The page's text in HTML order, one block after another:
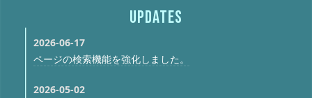
UPDATES
2026-06-17
ページの検索機能を強化しました。
2026-05-02